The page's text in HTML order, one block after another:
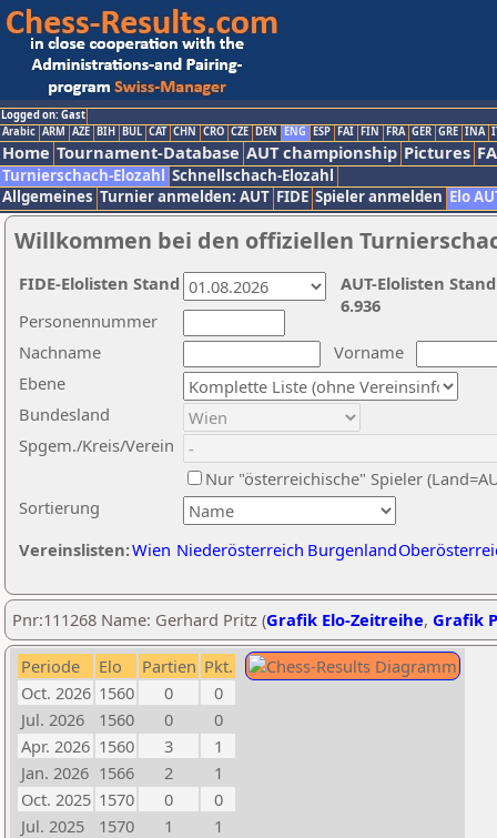
Logged on: Gast
Arabic ARM AZE BIH BUL CAT CHN CRO CZE DEN ENG ESP FAI FIN FRA GER GRE INA
Home Tournament-Database AUT championship Pictures
Turnierschach-Elozahl Schnellschach-Elozahl
Allgemeines Turnier anmelden: AUT FIDE Spieler anmelden Elo
Willkommen bei den offiziellen
Nachname
Vorname
Ebene
Sortierung
Personennummer
Bundesland
Spgem./Kreis/Verein
Nur "österreichische" Spieler
Vereinslisten:Wien Niederösterreich Burgenland
AUT-Elolisten
6.936
FIDE-Elolisten Stand
Pnr:111268 Name: Gerhard Pritz (Grafik Elo-Zeitreihe, Grafik
Periode Elo Partien Pkt.
Oct. 2026 1560 0
0
Jul. 2026
1560 0
0
Apr. 2026 1560 3
1
Jan. 2026 1566 2
1
Oct. 2025 1570 0
0
Jul. 2025
1570 1
1